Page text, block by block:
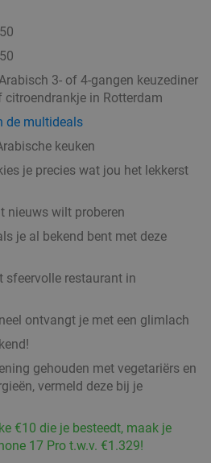
9.5star
2 min.
in Rotterdam
Ma Di Wo
Do
€19
besteden bij Turks
Ma Di Wo
Do
3- of 4-gangen keuzediner
in Rotterdam
de multideals
keuken
je precies wat jou het lekkerst
nieuws wilt proberen
je al bekend bent met deze
sfeervolle restaurant in
ontvangt je met een glimlach
gehouden met vegetariërs en
vermeld deze bij je
€10 die je besteedt, maak je
17 Pro t.w.v. €1.329!